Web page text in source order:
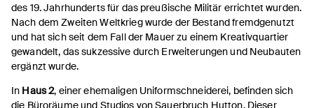
des 19. Jahrhunderts für das preußische Militär errichtet wurden.
Nach dem Zweiten Weltkrieg wurde der Bestand fremdgenutzt
und hat sich seit dem Fall der Mauer zu einem Kreativquartier
gewandelt, das sukzessive durch Erweiterungen und Neubauten
ergänzt wurde.
In Haus 2, einer ehemaligen Uniformschneiderei, befinden sich
die Büroräume und Studios von Sauerbruch Hutton. Dieser